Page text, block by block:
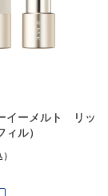
イーメルト リッ
ィル）